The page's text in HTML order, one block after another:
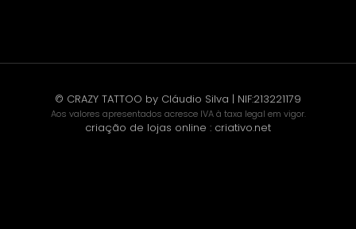
© CRAZY TATTOO by Cláudio Silva | NIF:213221179
Aos valores apresentados acresce IVA à taxa legal em vigor.
criação de lojas online : criativo.net